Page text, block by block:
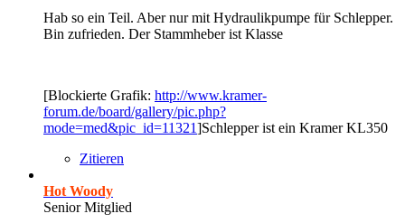
Hab so ein Teil. Aber nur mit Hydraulikpumpe für Schlepper.
Bin zufrieden. Der Stammheber ist Klasse
[Blockierte Grafik: http://www.kramer-
forum.de/board/gallery/pic.php?
mode=med&pic_id=11321]Schlepper ist ein Kramer KL350
Zitieren
Hot Woody
Senior Mitglied